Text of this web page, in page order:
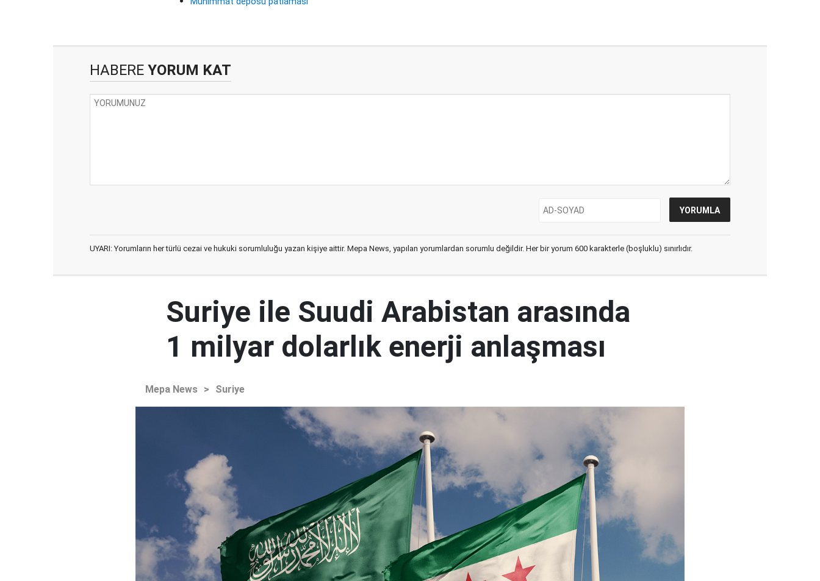
HABERE YORUM KAT
UYARI: Yorumların her türlü cezai ve hukuki sorumluluğu yazan kişiye aittir. Mepa News, yapılan yorumlardan sorumlu değildir. Her bir yorum 600 karakterle (boşluklu) sınırlıdır.
Suriye ile Suudi Arabistan arasında
1 milyar dolarlık enerji anlaşması
Mepa News > Suriye